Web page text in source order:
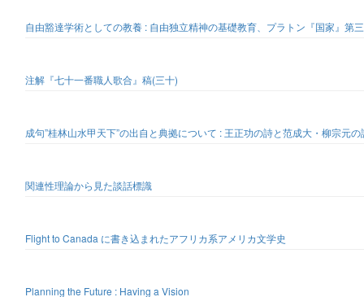
自由豁達学術としての教養 : 自由独立精神の基礎教育、プラトン『国家』第
注解『七十一番職人歌合』稿(三十)
成句”桂林山水甲天下”の出自と典拠について : 王正功の詩と范成大・柳宗元の
関連性理論から見た談話標識
Flight to Canada に書き込まれたアフリカ系アメリカ文学史
Planning the Future : Having a Vision